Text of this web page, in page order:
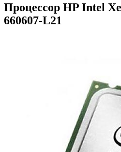
Процессор HP Intel
660607-L21